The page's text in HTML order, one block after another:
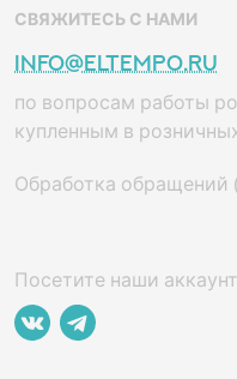
СВЯЖИТЕСЬ С НАМИ
info@eltempo.ru
по вопросам работы
купленным в
Обработка обращений
Посетите наши